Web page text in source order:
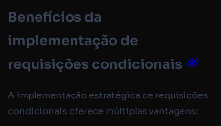
Benefícios da
implementação de
requisições condicionais
A implementação estratégica de requisições
condicionais oferece múltiplas vantagens: